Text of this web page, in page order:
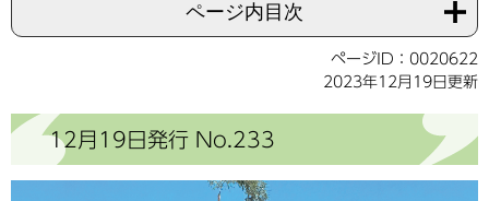
ページ内目次
ページID：0020622
2023年12月19日更新
12月19日発行 No.233